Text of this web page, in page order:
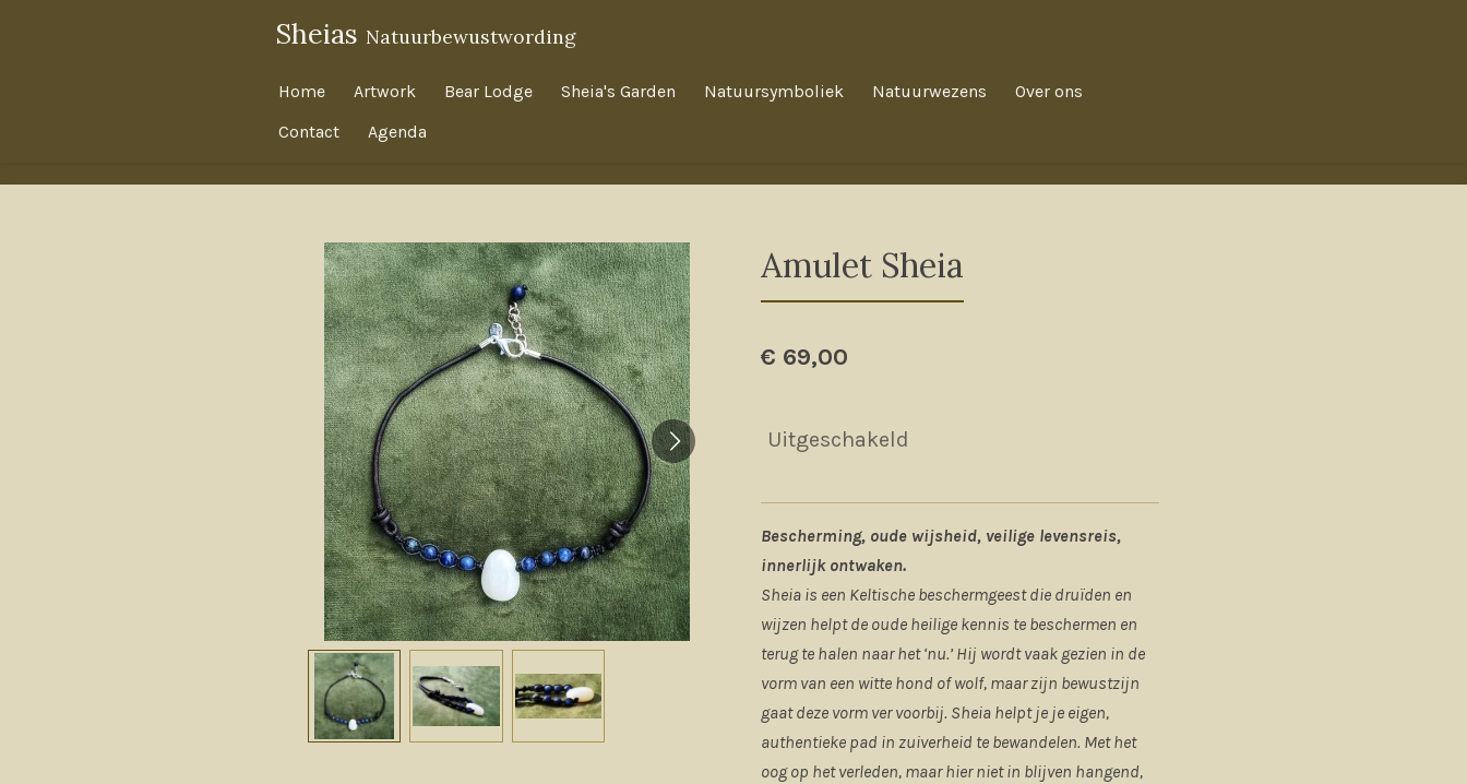
Sheias Natuurbewustwording
Home Artwork Bear Lodge Sheia's Garden Natuursymboliek Natuurwezens
Over ons
Contact
Agenda
Amulet Sheia
€ 69,00
Uitgeschakeld
Bescherming, oude wijsheid, veilige levensreis,
innerlijk ontwaken.
Sheia is een Keltische beschermgeest die druïden en
wijzen helpt de oude heilige kennis te beschermen en
terug te halen naar het ‘nu.’ Hij wordt vaak gezien in de
vorm van een witte hond of wolf, maar zijn bewustzijn
gaat deze vorm ver voorbij. Sheia helpt je je eigen,
authentieke pad in zuiverheid te bewandelen. Met het
oog op het verleden, maar hier niet in blijven hangend,